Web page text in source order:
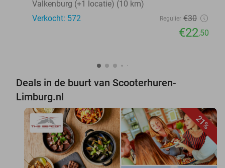
Valkenburg (+1 locatie) (10 km)
Verkocht: 572
Regulier €30
€22,50
Deals in de buurt van Scooterhuren-
Limburg.nl
21%